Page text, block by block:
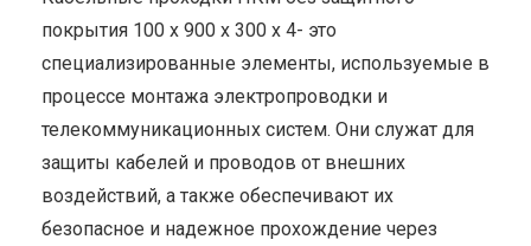
покрытия 100 x 900 x 300 x 4- это
специализированные элементы, используемые в
процессе монтажа электропроводки и
телекоммуникационных систем. Они служат для
защиты кабелей и проводов от внешних
воздействий, а также обеспечивают их
безопасное и надежное прохождение через